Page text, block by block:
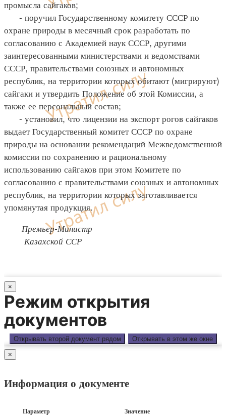
промысла сайгаков;
- поручил Государственному комитету СССР по
охране природы в месячный срок разработать по
согласованию с Академией наук СССР, другими
заинтересованными министерствами и ведомствами
СССР, правительствами союзных и автономных
республик, на территории которых обитают (мигрируют)
сайгаки и утвердить Положение об этой Комиссии, а
также ее персональный состав;
- установил, что лицензии на экспорт рогов сайгаков
выдает Государственный комитет СССР по охране
природы на основании рекомендаций Межведомственной
комиссии по сохранению и рациональному
использованию сайгаков при этом Комитете по
согласованию с правительствами союзных и автономных
республик, на территории которых заготавливается
упомянутая продукция.
Премьер-Министр
Казахской ССР
×
Режим открытия
документов
Открывать второй документ рядом Открывать в этом же окне
×
Информация о документе
Параметр Значение